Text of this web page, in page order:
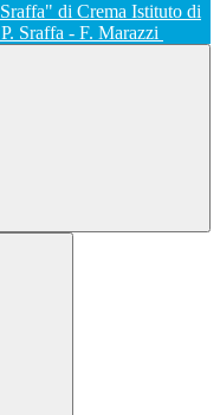
Istituto di
P. Sraffa - F. Marazzi